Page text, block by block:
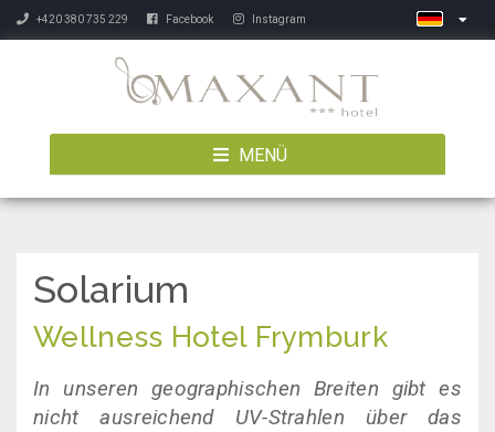
+420 380 735 229 Facebook Instagram
MENÜ
Solarium
Wellness Hotel Frymburk
In unseren geographischen Breiten gibt es
nicht ausreichend UV-Strahlen über das